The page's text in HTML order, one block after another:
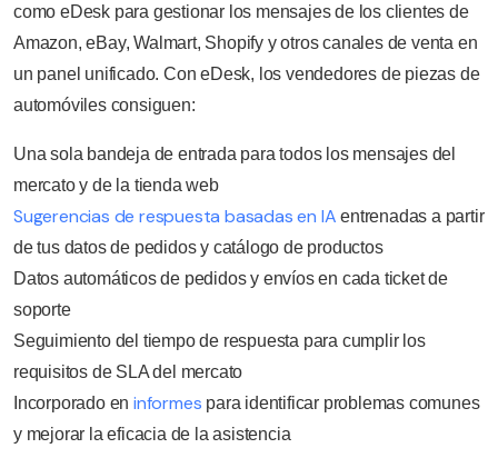
como eDesk para gestionar los mensajes de los clientes de
Amazon, eBay, Walmart, Shopify y otros canales de venta en
un panel unificado. Con eDesk, los vendedores de piezas de
automóviles consiguen:
Una sola bandeja de entrada para todos los mensajes del
mercato y de la tienda web
Sugerencias de respuesta basadas en IA entrenadas a partir
de tus datos de pedidos y catálogo de productos
Datos automáticos de pedidos y envíos en cada ticket de
soporte
Seguimiento del tiempo de respuesta para cumplir los
requisitos de SLA del mercato
Incorporado en informes para identificar problemas comunes
y mejorar la eficacia de la asistencia